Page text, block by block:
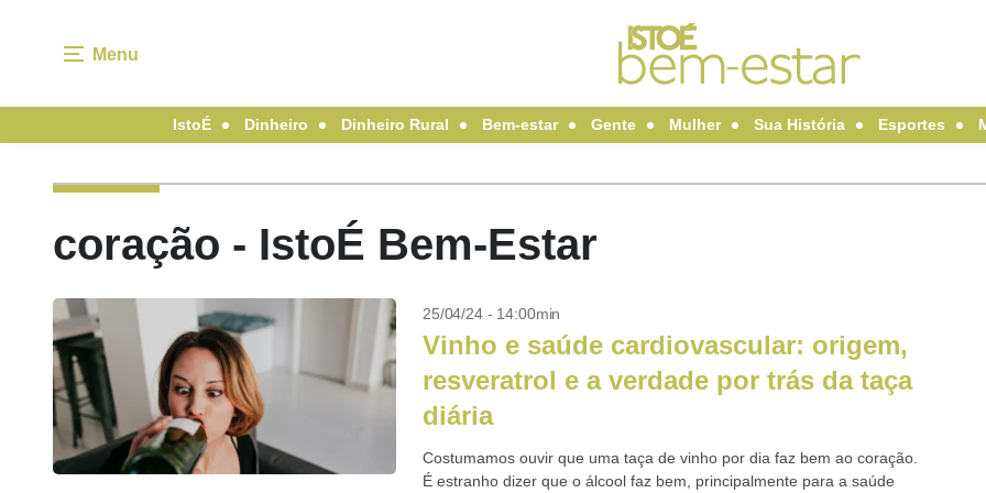
Menu
IstoÉ Dinheiro Dinheiro Rural Bem-estar Gente Mulher Sua História Esportes
coração - IstoÉ Bem-Estar
25/04/24 - 14:00min
Vinho e saúde cardiovascular: origem,
resveratrol e a verdade por trás da taça
diária
Costumamos ouvir que uma taça de vinho por dia faz bem ao coração.
É estranho dizer que o álcool faz bem, principalmente para a saúde